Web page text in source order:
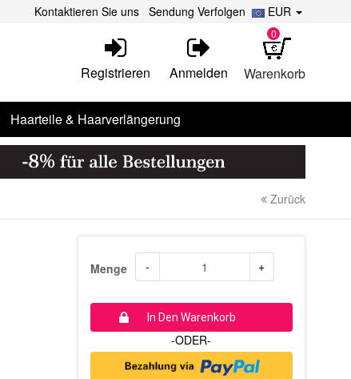
EUR
Kontaktieren Sie uns Sendung Verfolgen
Warenkorb
0
Registrieren Anmelden
Haarteile & Haarverlängerung
Zurück
Menge - +
In Den Warenkorb
-ODER-